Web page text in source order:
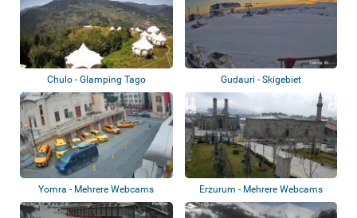
Chulo - Glamping Tago Gudauri - Skigebiet
Yomra - Mehrere Webcams Erzurum - Mehrere Webcams